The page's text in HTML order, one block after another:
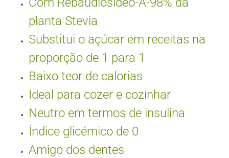
planta Stevia
Substitui o açúcar em receitas na
proporção de 1 para 1
Baixo teor de calorias
Ideal para cozer e cozinhar
Neutro em termos de insulina
Índice glicémico de 0
Amigo dos dentes